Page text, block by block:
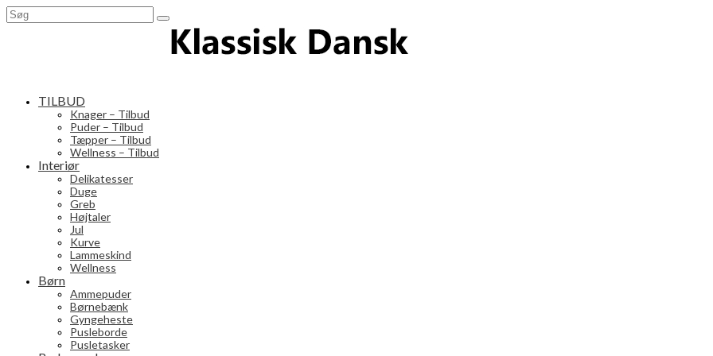
Search
for:
TILBUD
Knager – Tilbud
Puder – Tilbud
Tæpper – Tilbud
Wellness – Tilbud
Interiør
Delikatesser
Duge
Greb
Højtaler
Jul
Kurve
Lammeskind
Wellness
Børn
Ammepuder
Børnebænk
Gyngeheste
Pusleborde
Pusletasker